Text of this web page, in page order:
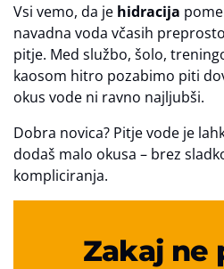
Vsi vemo, da je hidracija
navadna voda včasih
pitje. Med službo, šolo,
kaosom hitro pozabimo piti
okus vode ni ravno najljubši.
Dobra novica? Pitje vode je
dodaš malo okusa – brez
kompliciranja.
Zakaj ne